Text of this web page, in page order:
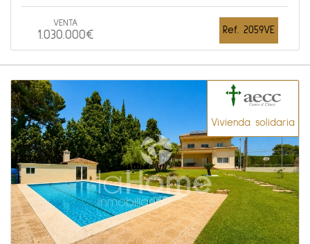
VENTA
1.030.000€ Ref. 2059VE
Vivienda solidaria